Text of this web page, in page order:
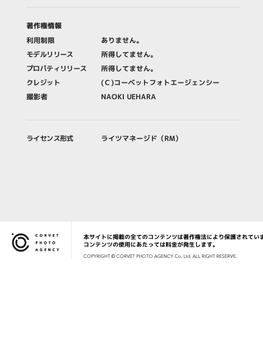
著作権情報
利用制限
ありません。
モデルリリース
所得してません。
プロパティリリース
所得してません。
クレジット
(Ｃ)コーベットフォトエージェンシー
撮影者
NAOKI UEHARA
ライセンス形式 ライツマネージド（RM）
Corvet Photo Agency
本サイトに掲載の全てのコンテンツは著作権法により保護されてい
コンテンツの使用にあたっては料金が発生します。